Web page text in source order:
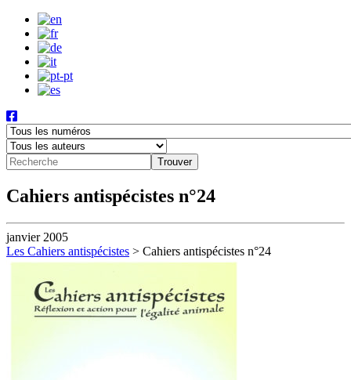
Cahiers antispécistes n°24
janvier 2005
Les Cahiers antispécistes > Cahiers antispécistes n°24